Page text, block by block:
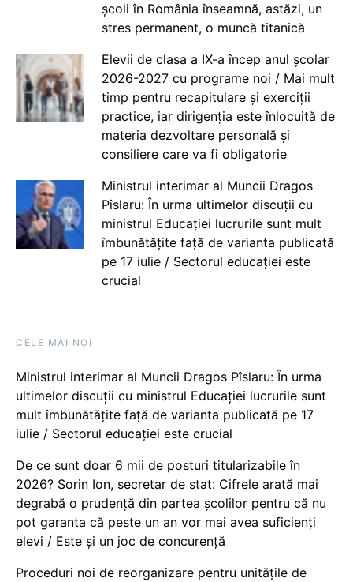
școli în România înseamnă, astăzi, un
stres permanent, o muncă titanică
Elevii de clasa a IX-a încep anul școlar
2026-2027 cu programe noi / Mai mult
timp pentru recapitulare și exerciții
practice, iar dirigenția este înlocuită de
materia dezvoltare personală și
consiliere care va fi obligatorie
Ministrul interimar al Muncii Dragos
Pîslaru: În urma ultimelor discuții cu
ministrul Educației lucrurile sunt mult
îmbunătățite față de varianta publicată
pe 17 iulie / Sectorul educației este
crucial
CELE MAI NOI
Ministrul interimar al Muncii Dragos Pîslaru: În urma
ultimelor discuții cu ministrul Educației lucrurile sunt
mult îmbunătățite față de varianta publicată pe 17
iulie / Sectorul educației este crucial
De ce sunt doar 6 mii de posturi titularizabile în
2026? Sorin Ion, secretar de stat: Cifrele arată mai
degrabă o prudență din partea școlilor pentru că nu
pot garanta că peste un an vor mai avea suficienți
elevi / Este și un joc de concurență
Proceduri noi de reorganizare pentru unitățile de